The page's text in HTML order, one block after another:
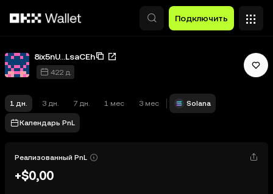
Подключить
8ix5nU...LsaCEh
422 д.
1 дн. 3 дн. 7 дн. 1 мес 3 мес Solana
Календарь PnL
Реализованный PnL
+$0,00